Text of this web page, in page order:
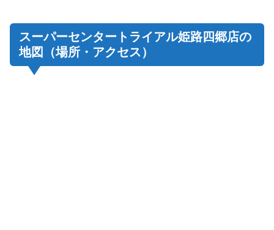
スーパーセンタートライアル姫路四郷店の
地図（場所・アクセス）